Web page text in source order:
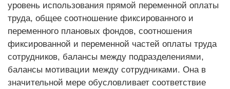
уровень использования прямой переменной оплаты
труда, общее соотношение фиксированного и
переменного плановых фондов, соотношения
фиксированной и переменной частей оплаты труда
сотрудников, балансы между подразделениями,
балансы мотивации между сотрудниками. Она в
значительной мере обусловливает соответствие